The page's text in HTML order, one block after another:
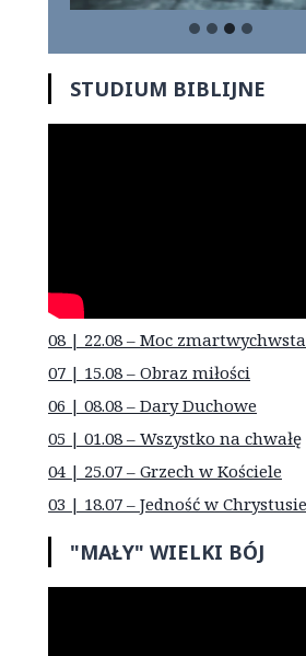
STUDIUM BIBLIJNE
08 | 22.08 – Moc
07 | 15.08 – Obraz miłości
06 | 08.08 – Dary Duchowe
05 | 01.08 – Wszystko na chwałę
04 | 25.07 – Grzech w Kościele
03 | 18.07 – Jedność w Chrystusie
"MAŁY" WIELKI BÓJ